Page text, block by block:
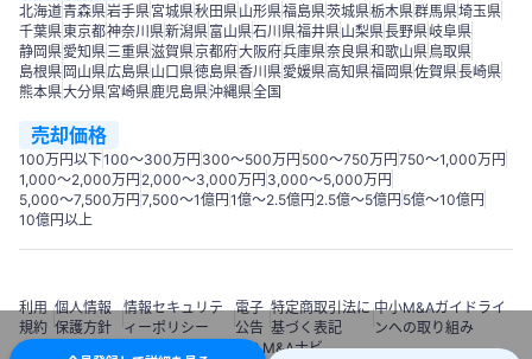
北海道青森県岩手県宮城県秋田県山形県福島県茨城県栃木県群馬県埼玉県
千葉県東京都神奈川県新潟県富山県石川県福井県山梨県長野県岐阜県
静岡県愛知県三重県滋賀県京都府大阪府兵庫県奈良県和歌山県鳥取県
島根県岡山県広島県山口県徳島県香川県愛媛県高知県福岡県佐賀県長崎県
熊本県大分県宮崎県鹿児島県沖縄県全国
売却価格
100万円以下100〜300万円 300〜500万円 500～750万円750〜1,000万円
1,000～2,000万円 2,000～3,000万円 3,000～5,000万円
5,000～7,500万円7,500～1億円1億～2.5億円 2.5億～5億円 5億～10億円
10億円以上
利用
規約
個人情報
保護方針
情報セキュリテ
ィーポリシー
電子
公告
特定商取引法に
基づく表記
中小M&Aガイドライ
ンへの取り組み
© 2018 M&Aナビ